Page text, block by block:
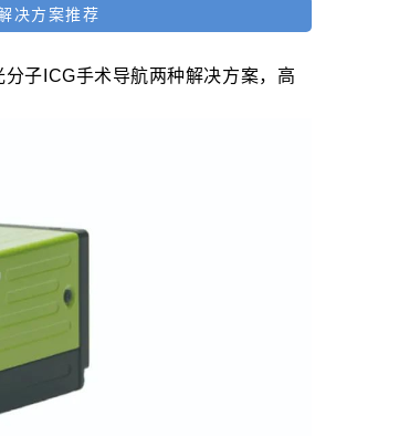
决方案推荐
子ICG手术导航两种解决方案，高